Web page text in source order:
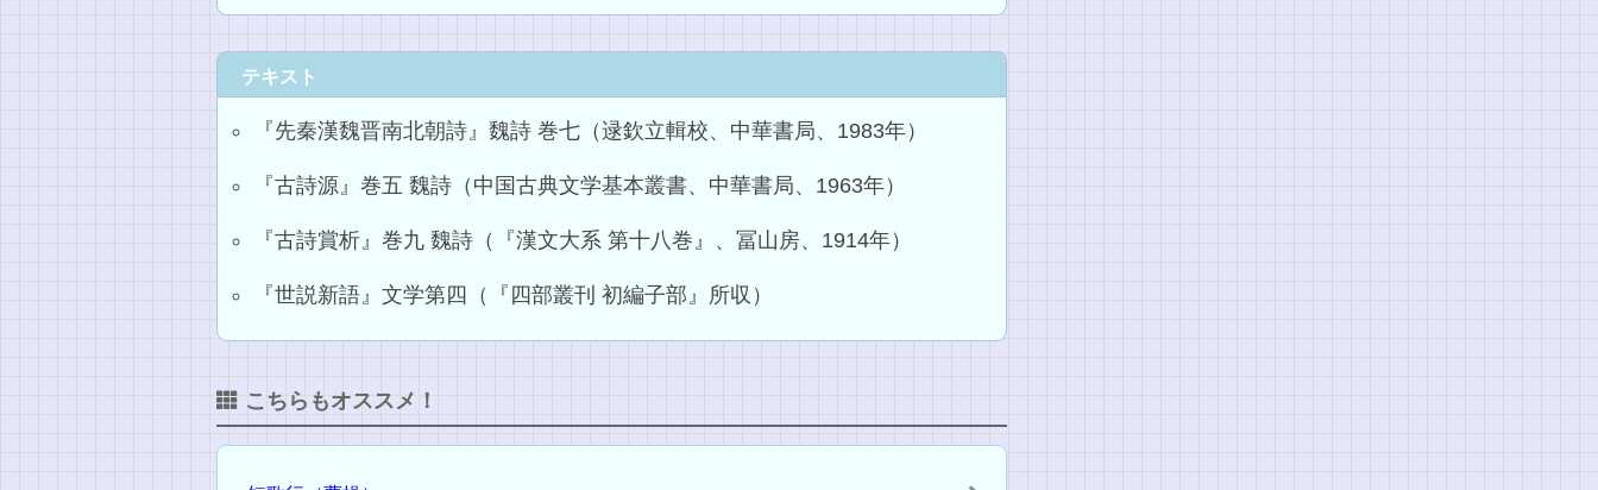
テキスト
『先秦漢魏晋南北朝詩』魏詩 巻七（逯欽立輯校、中華書局、1983年）
『古詩源』巻五 魏詩（中国古典文学基本叢書、中華書局、1963年）
『古詩賞析』巻九 魏詩（『漢文大系 第十八巻』、冨山房、1914年）
『世説新語』文学第四（『四部叢刊 初編子部』所収）
こちらもオススメ！